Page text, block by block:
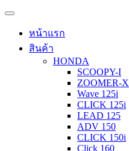
หน้าแรก
สินค้า
HONDA
SCOOPY-I
ZOOMER-X
Wave 125i
CLICK 125i
LEAD 125
ADV 150
CLICK 150i
Click 160